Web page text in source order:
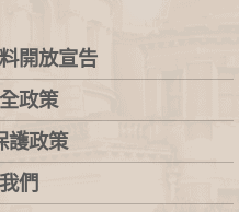
開放宣告
政策
護政策
們